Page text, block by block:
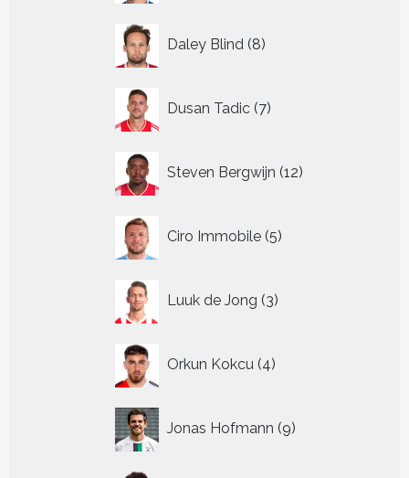
Daley Blind 8
producten
Dusan Tadic 7
producten
Steven Bergwijn 12
producten
Ciro Immobile 5
producten
Luuk de Jong 3
producten
Orkun Kokcu 4
producten
Jonas Hofmann 9
producten